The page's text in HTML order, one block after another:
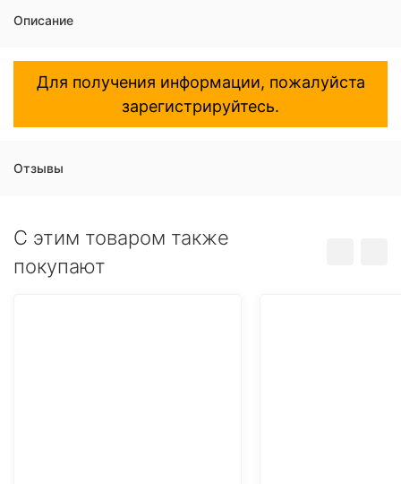
Описание
Для получения информации, пожалуйста
зарегистрируйтесь.
Отзывы
C этим товаром также
покупают